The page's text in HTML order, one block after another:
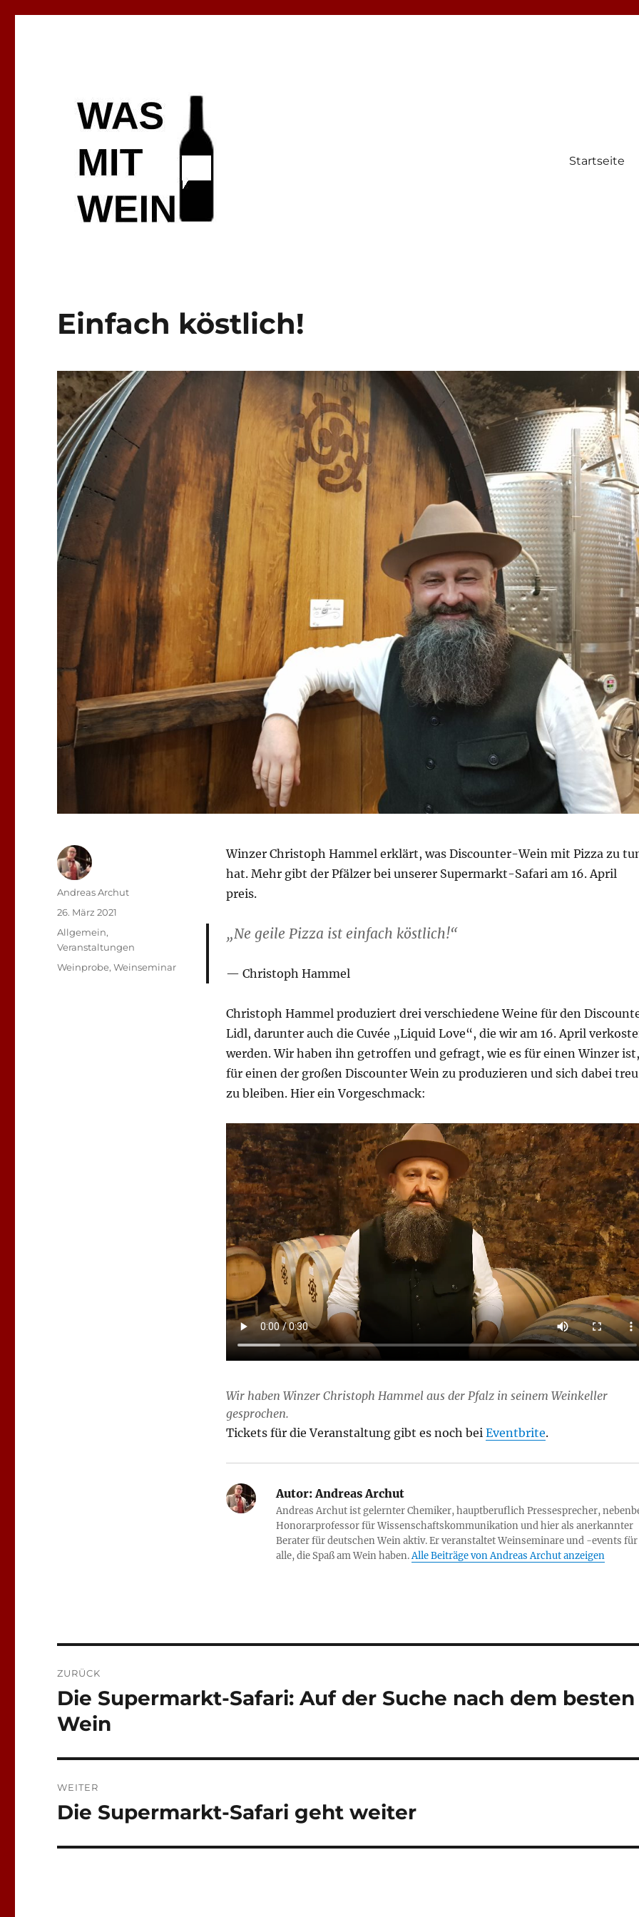
Startseite
Einfach köstlich!
Winzer Christoph Hammel erklärt, was Discounter-Wein mit Pizza zu
hat. Mehr gibt der Pfälzer bei unserer Supermarkt-Safari am 16. April
preis.
„Ne geile Pizza ist einfach köstlich!“
Christoph Hammel
Christoph Hammel produziert drei verschiedene Weine für den
Lidl, darunter auch die Cuvée „Liquid Love“, die wir am 16. April
werden. Wir haben ihn getroffen und gefragt, wie es für einen Winzer ist,
für einen der großen Discounter Wein zu produzieren und sich dabei treu
zu bleiben. Hier ein Vorgeschmack:
Wir haben Winzer Christoph Hammel aus der Pfalz in seinem Weinkeller
gesprochen.
Tickets für die Veranstaltung gibt es noch bei Eventbrite.
Autor:Andreas Archut
Andreas Archut ist gelernter Chemiker, hauptberuflich Pressesprecher,
Honorarprofessor für Wissenschaftskommunikation und hier als anerkannter
Berater für deutschen Wein aktiv. Er veranstaltet Weinseminare und -events für
alle, die Spaß am Wein haben.Alle Beiträge von Andreas Archut anzeigen
Autor
Andreas Archut
Veröffentlicht
am
26. März 2021
Kategorien
Allgemein,
Veranstaltungen
Schlagwörter
Weinprobe,Weinseminar
ZURÜCK
Vorheriger
Beitrag:
Die Supermarkt-Safari: Auf der Suche nach dem besten
Wein
WEITER
Nächster
Die Supermarkt-Safari geht weiter